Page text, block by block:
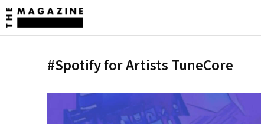
#Spotify for Artists TuneCore